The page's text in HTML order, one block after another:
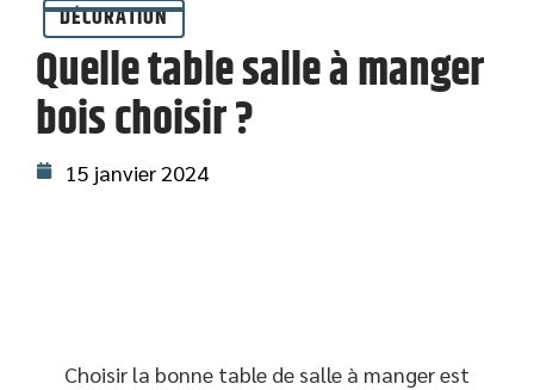
DÉCORATION
Quelle table salle à manger
bois choisir ?
15 janvier 2024
Choisir la bonne table de salle à manger est